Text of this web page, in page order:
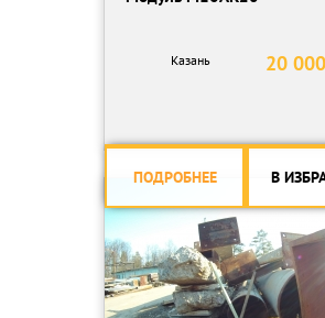
20
Казань
ПОДРОБНЕЕ В